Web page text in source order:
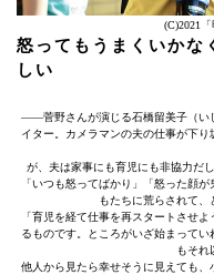
(C)2021
怒ってもうまくいかな
しい
――菅野さんが演じる石橋留美子（い
イター。カメラマンの夫の仕事が下
が、夫は家事にも育児にも非協力だ
「いつも怒ってばかり」「怒った顔
もたちに荒らされて、
「育児を経て仕事を再スタートさせ
るものです。ところがいざ始まって
もそれ
他人から見たら幸せそうに見えても